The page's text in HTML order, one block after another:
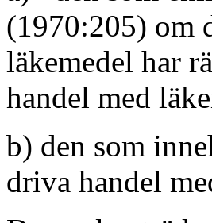
(1970:205) om
läkemedel har
handel med
b) den som
driva handel